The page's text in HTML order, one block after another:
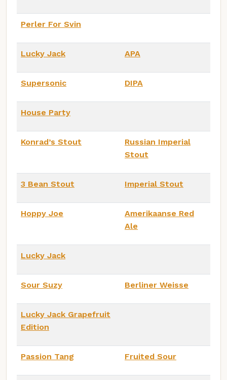
Perler For Svin
Lucky Jack APA
Supersonic DIPA
House Party
Konrad’s Stout
Russian Imperial
Stout
3 Bean Stout Imperial Stout
Hoppy Joe
Amerikaanse Red
Ale
Lucky Jack
Sour Suzy Berliner Weisse
Lucky Jack Grapefruit
Edition
Passion Tang Fruited Sour